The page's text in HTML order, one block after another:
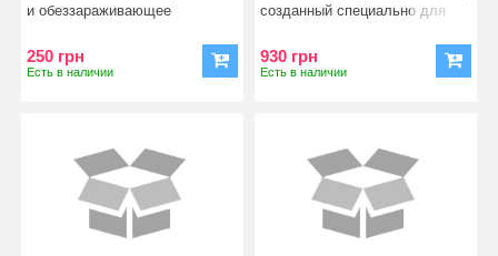
и обеззараживающее
раздражени
250 грн
Есть в наличии
созданный специально для
930 грн
Есть в наличии